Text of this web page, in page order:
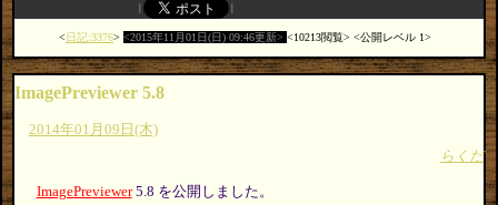
日記:3376 2015年11月01日(日) 09:46更新 10213閲覧 公開レベル 1
ImagePreviewer 5.8
2014年01月09日(木)
らくだ
ImagePreviewer5.8 を公開しました。